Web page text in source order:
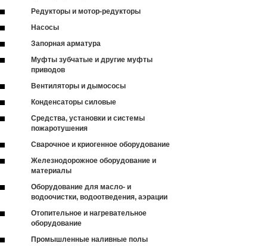
Редукторы и мотор-редукторы
Насосы
Запорная арматура
Муфты зубчатые и другие муфты
приводов
Вентиляторы и дымососы
Конденсаторы силовые
Средства, установки и системы
пожаротушения
Сварочное и криогенное оборудование
Железнодорожное оборудование и
материалы
Оборудование для масло- и
водоочистки, водоотведения, аэрации
Отопительное и нагревательное
оборудование
Промышленные наливные полы